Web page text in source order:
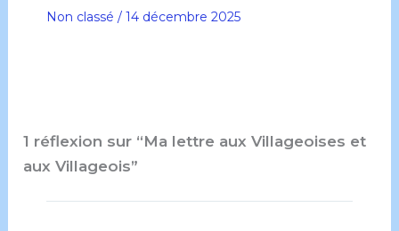
Non classé / 14 décembre 2025
1 réflexion sur “Ma lettre aux Villageoises et
aux Villageois”